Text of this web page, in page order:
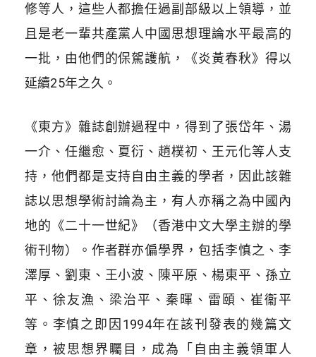
修等人，這些人都擔任過副部級以上領導，並
且是老一輩共產黨人中國思想理論水平最高的
一批，由他們的保駕護航，《炎黃春秋》得以
延續25年之久。
《東方》雜誌創辦過程中，得到了張岱年、湯
一介、任繼愈、夏衍、趙樸初、王元化等人支
持，他們都是支持自由主義的學者，因此該雜
誌以思想學術討論為主，有人亦稱之為中國內
地的《二十一世紀》（香港中文大學主辦的學
術刊物）。作者群亦偏學界，包括李慎之、李
澤厚、劉東、王小波、陳平原、楊東平、孫立
平、徐友漁、梁治平、秦暉、雷頤、崔衞平
等。李慎之即因1994年在該刊發表的幾篇文
章，被思想界矚目，成為「自由主義領軍人